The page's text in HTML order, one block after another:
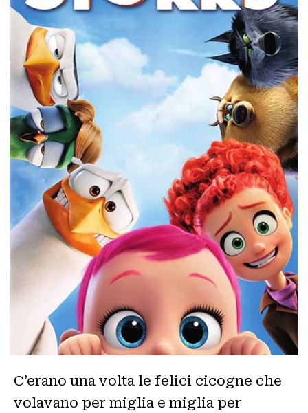
C’erano una volta le felici cicogne che
volavano per miglia e miglia per